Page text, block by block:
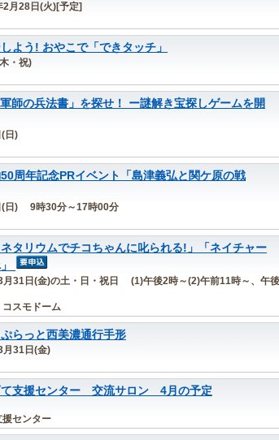
2月28日(火)[予定]
よう! おやこで「できタッチ」
・祝)
師の兵法書」を探せ！ ー謎解き宝探しゲームを開
日)
周年記念PRイベント「島津義弘と関ケ原の戦
(日) 9時30分～17時00分
タリウムでチコちゃんに叱られる!」「ネイチャー
月31日(金)の土・日・祝日 (1)午後2時～(2)午前11時～、午
スモドーム
らっと西美濃通行手形
月31日(金)
て支援センター 交流サロン 4月の予定
援センター